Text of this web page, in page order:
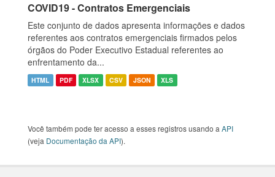
COVID19 - Contratos Emergenciais
Este conjunto de dados apresenta informações e dados
referentes aos contratos emergenciais firmados pelos
órgãos do Poder Executivo Estadual referentes ao
enfrentamento da...
HTML PDF XLSX CSV JSON XLS
Você também pode ter acesso a esses registros usando a API
(veja Documentação da API).